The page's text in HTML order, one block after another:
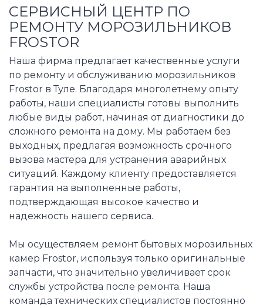
СЕРВИСНЫЙ ЦЕНТР ПО
РЕМОНТУ МОРОЗИЛЬНИКОВ
FROSTOR
Наша фирма предлагает качественные услуги
по ремонту и обслуживанию морозильников
Frostor в Туле. Благодаря многолетнему опыту
работы, наши специалисты готовы выполнить
любые виды работ, начиная от диагностики до
сложного ремонта на дому. Мы работаем без
выходных, предлагая возможность срочного
вызова мастера для устранения аварийных
ситуаций. Каждому клиенту предоставляется
гарантия на выполненные работы,
подтверждающая высокое качество и
надежность нашего сервиса.
Мы осуществляем ремонт бытовых морозильных
камер Frostor, используя только оригинальные
запчасти, что значительно увеличивает срок
службы устройства после ремонта. Наша
команда технических специалистов постоянно